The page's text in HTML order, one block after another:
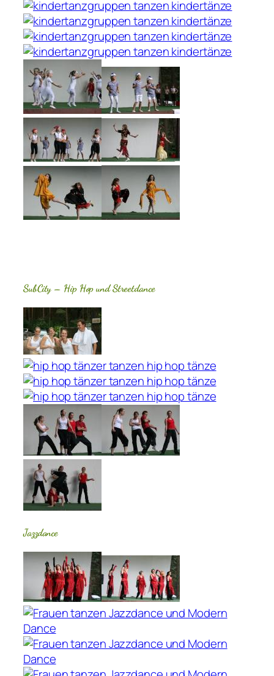
SubCity – Hip Hop und Streetdance
Jazzdance